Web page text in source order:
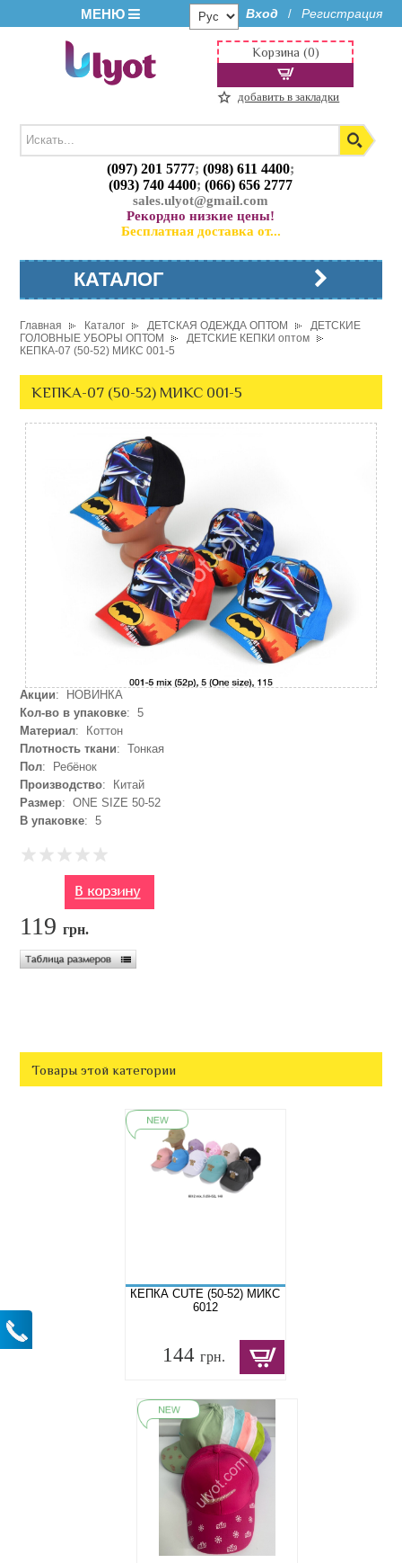
МЕНЮ Вход / Регистрация
(097) 201 5777;(098) 611 4400;
(093) 740 4400;(066) 656 2777
sales.ulyot@gmail.com
Рекордно низкие цены!
Бесплатная доставка от...
Корзина (0)
добавить в закладки
КАТАЛОГ
Главная Каталог ДЕТСКАЯ ОДЕЖДА ОПТОМ
ДЕТСКИЕ
ГОЛОВНЫЕ УБОРЫ ОПТОМ
ДЕТСКИЕ КЕПКИ оптом
КЕПКА-07 (50-52) МИКС 001-5
КЕПКА-07 (50-52) МИКС 001-5
Акции: НОВИНКА
Кол-во в упаковке: 5
Материал: Коттон
Плотность ткани: Тонкая
Пол: Ребёнок
Производство: Китай
Размер: ONE SIZE 50-52
В упаковке: 5
119грн.
Товары этой категории
КЕПКА CUTE (50-52) МИКС
6012
144 грн.